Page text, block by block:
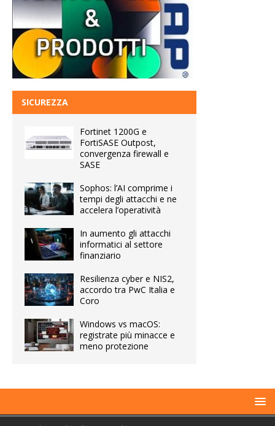
SICUREZZA
Fortinet 1200G e
FortiSASE Outpost,
convergenza firewall e
SASE
Sophos: l’AI comprime i
tempi degli attacchi e ne
accelera l’operatività
In aumento gli attacchi
informatici al settore
finanziario
Resilienza cyber e NIS2,
accordo tra PwC Italia e
Coro
Windows vs macOS:
registrate più minacce e
meno protezione